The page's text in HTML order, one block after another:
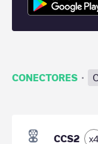
CONECTORES ·
CCS2 x4